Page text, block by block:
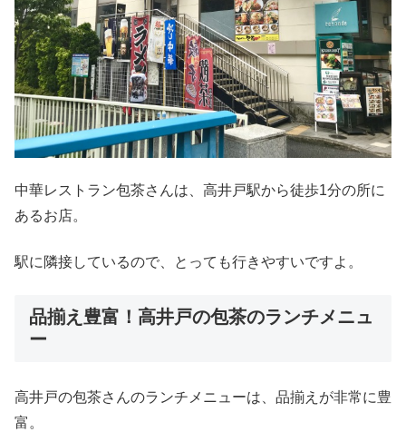
中華レストラン包茶さんは、高井戸駅から徒歩1分の所に
あるお店。
駅に隣接しているので、とっても行きやすいですよ。
品揃え豊富！高井戸の包茶のランチメニュ
ー
高井戸の包茶さんのランチメニューは、品揃えが非常に豊
富。